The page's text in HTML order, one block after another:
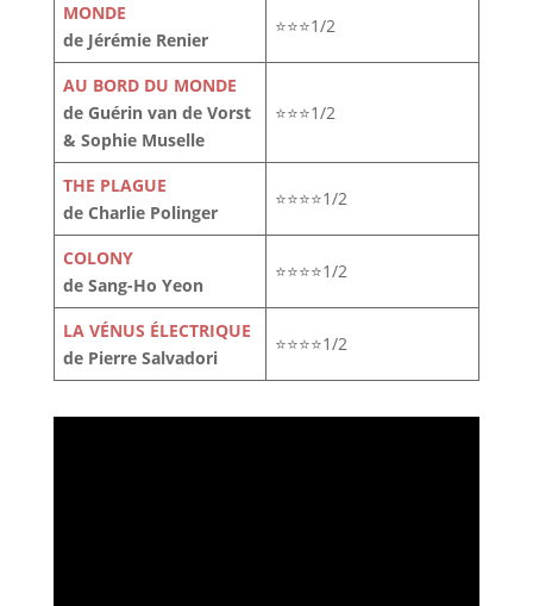
MONDE
de Jérémie Renier
⭐⭐⭐1/2
AU BORD DU MONDE
de Guérin van de Vorst
& Sophie Muselle
⭐⭐⭐1/2
THE PLAGUE
de Charlie Polinger
⭐⭐⭐⭐1/2
COLONY
de Sang-Ho Yeon
⭐⭐⭐⭐1/2
LA VÉNUS ÉLECTRIQUE
de Pierre Salvadori
⭐⭐⭐⭐1/2